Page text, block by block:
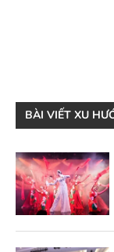
BÀI VIẾT XU